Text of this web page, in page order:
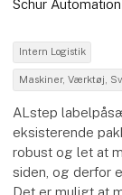
Schur
Intern Logistik
Maskiner, Værktøj,
ALstep
eksisterende
robust og let at
siden, og derfor